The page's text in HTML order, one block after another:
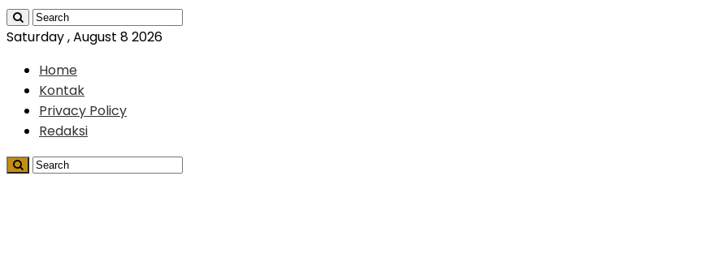
Saturday , August 8 2026
Home
Kontak
Privacy Policy
Redaksi